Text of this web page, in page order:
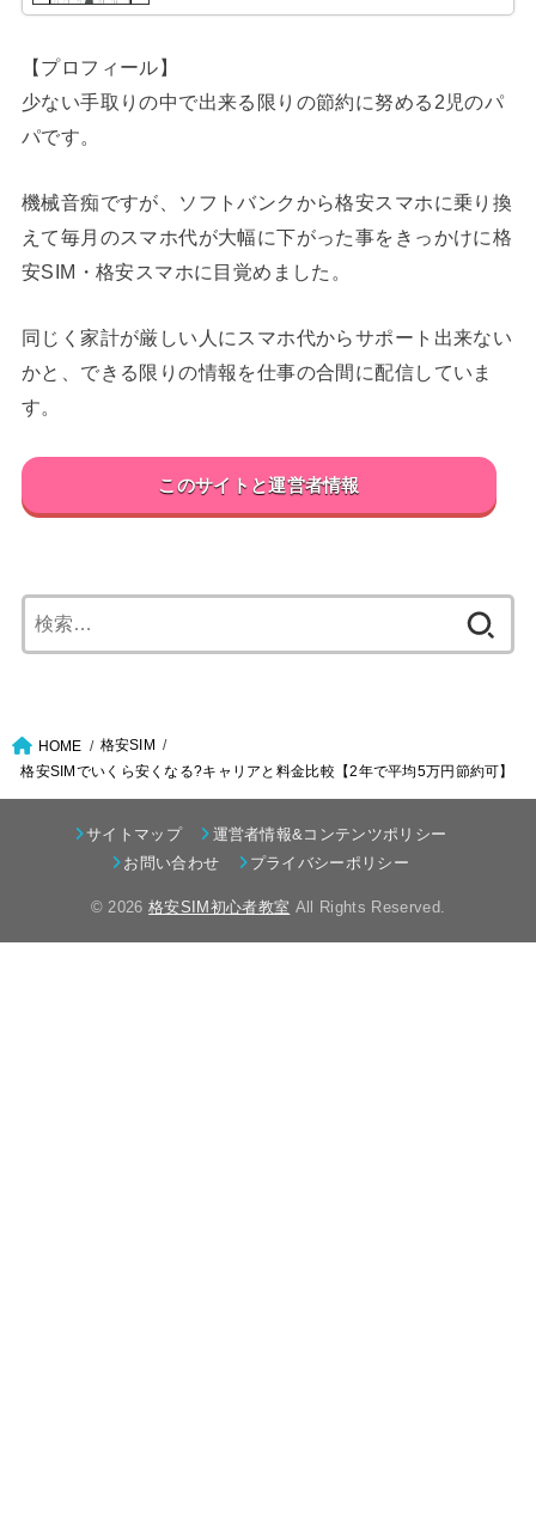
【プロフィール】
少ない手取りの中で出来る限りの節約に努める2児のパ
パです。
機械音痴ですが、ソフトバンクから格安スマホに乗り換
えて毎月のスマホ代が大幅に下がった事をきっかけに格
安SIM・格安スマホに目覚めました。
同じく家計が厳しい人にスマホ代からサポート出来ない
かと、できる限りの情報を仕事の合間に配信していま
す。
このサイトと運営者情報
索:
HOME
格安SIM
格安SIMでいくら安くなる?キャリアと料金比較【2年で平均5万円節約可】
サイトマップ
運営者情報&コンテンツポリシー
お問い合わせ
プライバシーポリシー
© 2026格安SIM初心者教室 All Rights Reserved.